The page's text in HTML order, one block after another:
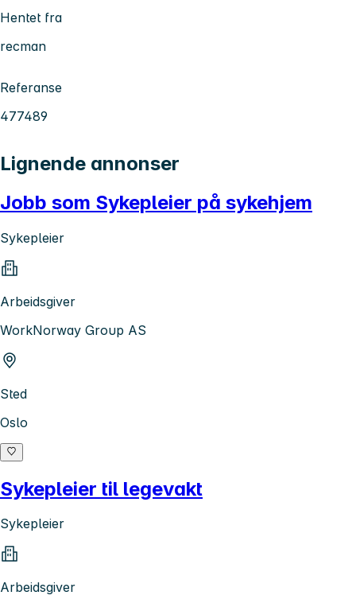
Hentet fra
recman
Referanse
477489
Lignende annonser
Jobb som Sykepleier på sykehjem
Sykepleier
Arbeidsgiver
WorkNorway Group AS
Sted
Oslo
Sykepleier til legevakt
Sykepleier
Arbeidsgiver